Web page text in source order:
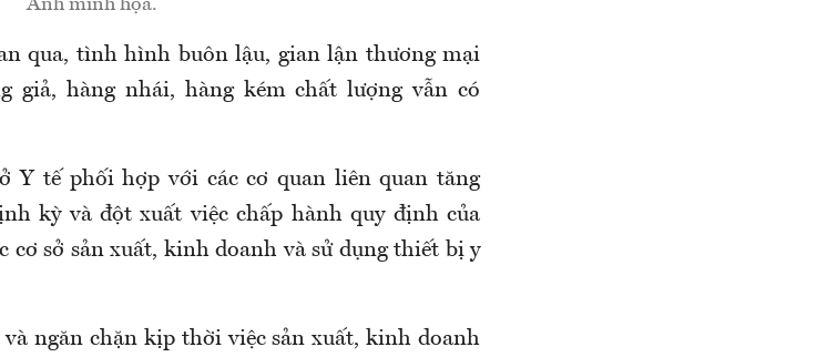
Ảnh minh họa.
qua, tình hình buôn lậu, gian lận thương mại
giả, hàng nhái, hàng kém chất lượng vẫn có
Y tế phối hợpvới cáccơ quan liên quan tăng
kỳ và đột xuất việc chấp hành quy định của
cơ sở sản xuất, kinh doanh và sử dụng thiết bị y
ngăn chặn kịp thời việc sản xuất, kinh doanh